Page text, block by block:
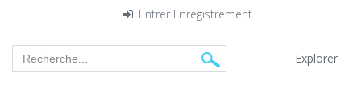
Entrer Enregistrement
Explorer